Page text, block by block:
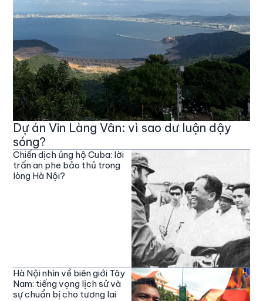
Dự án Vin Làng Vân: vì sao dư luận dậy
sóng?
Chiến dịch ủng hộ Cuba: lời
trấn an phe bảo thủ trong
lòng Hà Nội?
Hà Nội nhìn về biên giới Tây
Nam: tiếng vọng lịch sử và
sự chuẩn bị cho tương lai